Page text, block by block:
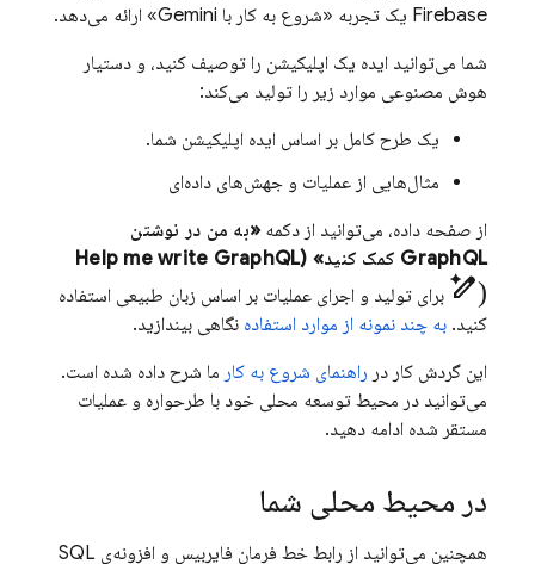
Firebase یک تجربه «شروع به کار با Gemini» ارائه می‌دهد.
شما می‌توانید ایده یک اپلیکیشن را توصیف کنید، و دستیار
هوش مصنوعی موارد زیر را تولید می‌کند:
یک طرح کامل بر اساس ایده اپلیکیشن شما.
مثال‌هایی از عملیات و جهش‌های داده‌ای
از صفحه داده، می‌توانید از دکمه «به من در نوشتن
GraphQL کمک کنید» (Help me write GraphQL
pen_spark) برای تولید و اجرای عملیات بر اساس زبان طبیعی استفاده
کنید. به چند نمونه از موارد استفاده نگاهی بیندازید.
این گردش کار در راهنمای شروع به کار ما شرح داده شده است.
می‌توانید در محیط توسعه محلی خود با طرحواره و عملیات
مستقر شده ادامه دهید.
در محیط محلی شما
همچنین می‌توانید از رابط خط فرمان فایربیس و افزونه‌ی SQL